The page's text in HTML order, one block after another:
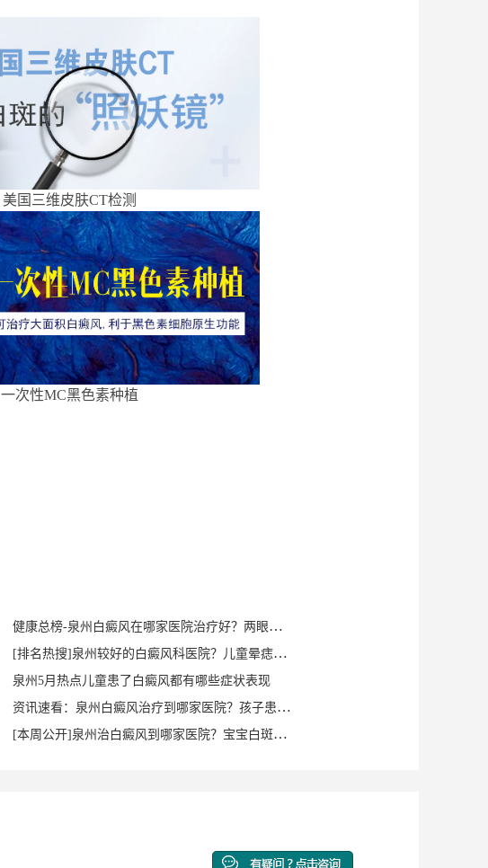
美国三维皮肤CT检测
一次性MC黑色素种植
健康总榜-泉州白癜风在哪家医院治疗好？两眼角有对称的两块白斑？
[排名热搜]泉州较好的白癜风科医院？儿童晕痣型白斑到底怎么治？
泉州5月热点儿童患了白癜风都有哪些症状表现
资讯速看：泉州白癜风治疗到哪家医院？孩子患白癜风是什么症状？
[本周公开]泉州治白癜风到哪家医院？宝宝白斑最初期的图片？